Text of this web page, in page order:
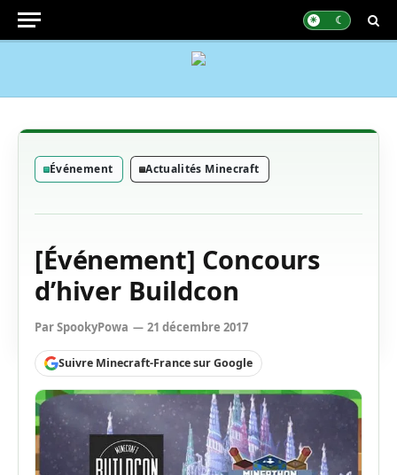
Événement Actualités Minecraft
[Événement] Concours
d’hiver Buildcon
ParSpookyPowa 21 décembre 2017
Suivre Minecraft-France sur Google